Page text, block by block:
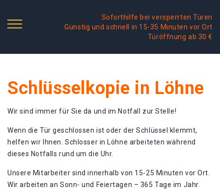
Soforthilfe bei versperrten Türen
Günstig und schnell in 15-35 Minuten vor Ort
Türöffnung ab 30 €
Schlüsselkopie in Löhne
Wir sind immer für Sie da und im Notfall zur Stelle!
Wenn die Tür geschlossen ist oder der Schlüssel klemmt,
helfen wir Ihnen. Schlosser in Löhne arbeiteten während
dieses Notfalls rund um die Uhr.
Unsere Mitarbeiter sind innerhalb von 15-25 Minuten vor Ort.
Wir arbeiten an Sonn- und Feiertagen – 365 Tage im Jahr.